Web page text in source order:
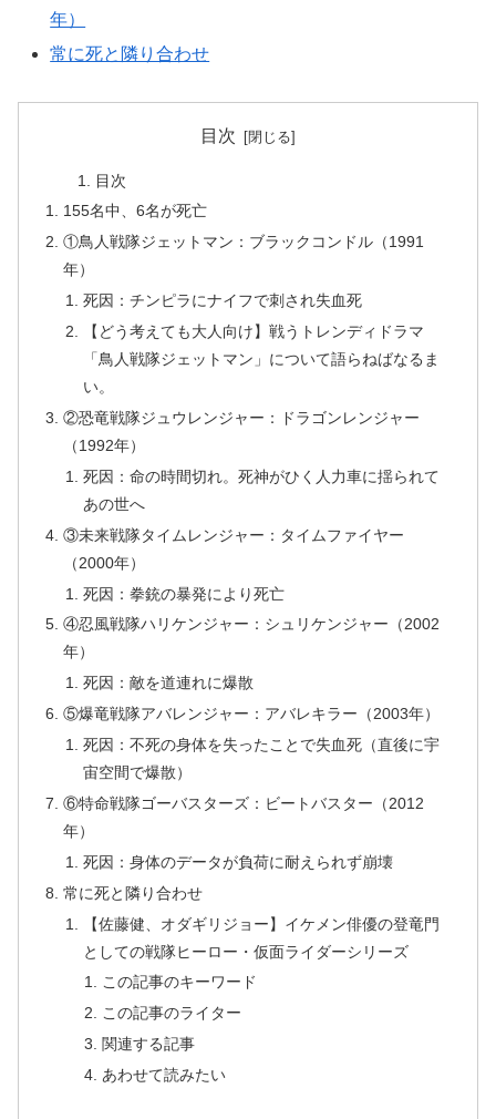
年）
常に死と隣り合わせ
目次
目次
155名中、6名が死亡
①鳥人戦隊ジェットマン：ブラックコンドル（1991
年）
死因：チンピラにナイフで刺され失血死
【どう考えても大人向け】戦うトレンディドラマ
「鳥人戦隊ジェットマン」について語らねばなるま
い。
②恐竜戦隊ジュウレンジャー：ドラゴンレンジャー
（1992年）
死因：命の時間切れ。死神がひく人力車に揺られて
あの世へ
③未来戦隊タイムレンジャー：タイムファイヤー
（2000年）
死因：拳銃の暴発により死亡
④忍風戦隊ハリケンジャー：シュリケンジャー（2002
年）
死因：敵を道連れに爆散
⑤爆竜戦隊アバレンジャー：アバレキラー（2003年）
死因：不死の身体を失ったことで失血死（直後に宇
宙空間で爆散）
⑥特命戦隊ゴーバスターズ：ビートバスター（2012
年）
死因：身体のデータが負荷に耐えられず崩壊
常に死と隣り合わせ
【佐藤健、オダギリジョー】イケメン俳優の登竜門
としての戦隊ヒーロー・仮面ライダーシリーズ
この記事のキーワード
この記事のライター
関連する記事
あわせて読みたい